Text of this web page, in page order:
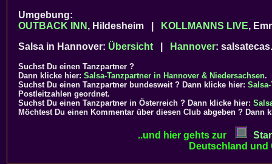
Umgebung:
OUTBACK INN , Hildesheim | KOLLMANNS LIVE,
Salsa in Hannover: Übersicht Hannover:
Suchst Du einen Tanzpartner ?
Dann klicke hier: Salsa-Tanzpartner in Hannover & Niedersachsen.
Suchst Du einen Tanzpartner bundesweit ? Dann klicke hier:
Postleitzahlen geordnet.
Suchst Du einen Tanzpartner in Österreich ? Dann klicke hier:
Möchtest Du einen Kommentar über diesen Club abgeben ? Dann
..und hier gehts zur
Deutschland